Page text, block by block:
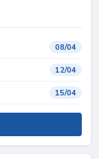
08/04
12/04
15/04